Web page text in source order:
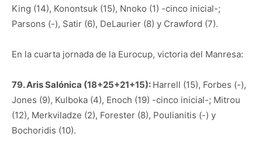
King (14), Konontsuk (15), Nnoko (1) -cinco inicial-;
Parsons (-), Satir (6), DeLaurier (8) y Crawford (7).
En la cuarta jornada de la Eurocup, victoria del Manresa:
79. Aris Salónica (18+25+21+15): Harrell (15), Forbes (-),
Jones (9), Kulboka (4), Enoch (19) -cinco inicial-; Mitrou
(12), Merkviladze (2), Forester (8), Poulianitis (-) y
Bochoridis (10).